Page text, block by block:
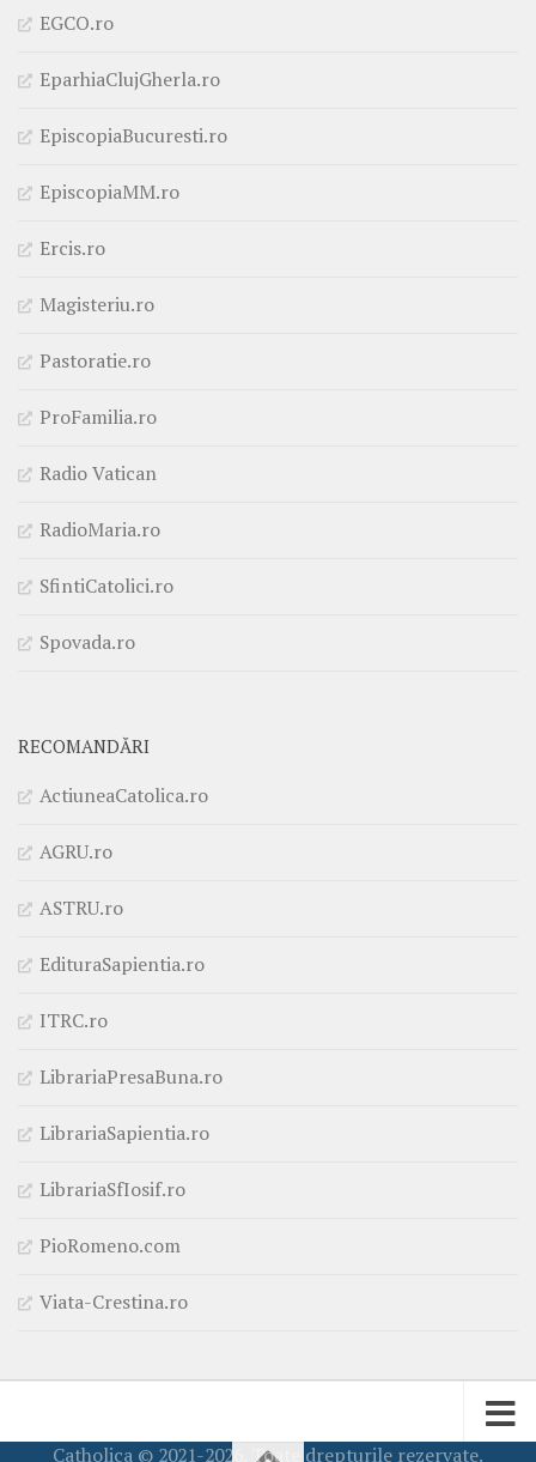
EGCO.ro
EparhiaClujGherla.ro
EpiscopiaBucuresti.ro
EpiscopiaMM.ro
Ercis.ro
Magisteriu.ro
Pastoratie.ro
ProFamilia.ro
Radio Vatican
RadioMaria.ro
SfintiCatolici.ro
Spovada.ro
RECOMANDĂRI
ActiuneaCatolica.ro
AGRU.ro
ASTRU.ro
EdituraSapientia.ro
ITRC.ro
LibrariaPresaBuna.ro
LibrariaSapientia.ro
LibrariaSfIosif.ro
PioRomeno.com
Viata-Crestina.ro
Catholica © 2021-2026. Toate drepturile rezervate.